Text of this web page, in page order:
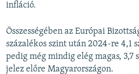
infláció.
Összességében az Európai
százalékos szint után 2024-re 4,1
pedig még mindig elég magas, 3,7
jelez előre Magyarországon.